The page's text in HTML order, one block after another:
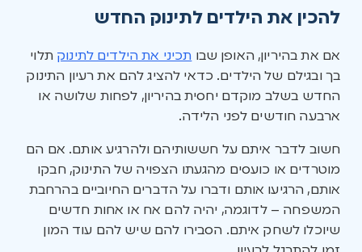
להכין את הילדים לתינוק החדש
אם את בהיריון, האופן שבו תכיני את הילדים לתינוק תלוי
בך ובגילם של הילדים. כדאי להציג להם את רעיון התינוק
החדש בשלב מוקדם יחסית בהיריון, לפחות שלושה או
ארבעה חודשים לפני הלידה.
חשוב לדבר איתם על חששותיהם ולהרגיע אותם. אם הם
מוטרדים או כועסים מהגעתו הצפויה של התינוק, חבקו
אותם, הרגיעו אותם ודברו על הדברים החיוביים בהרחבת
המשפחה – לדוגמה, יהיה להם אח או אחות חדשים
שיוכלו לשחק איתם. הסבירו להם שיש להם עוד המון